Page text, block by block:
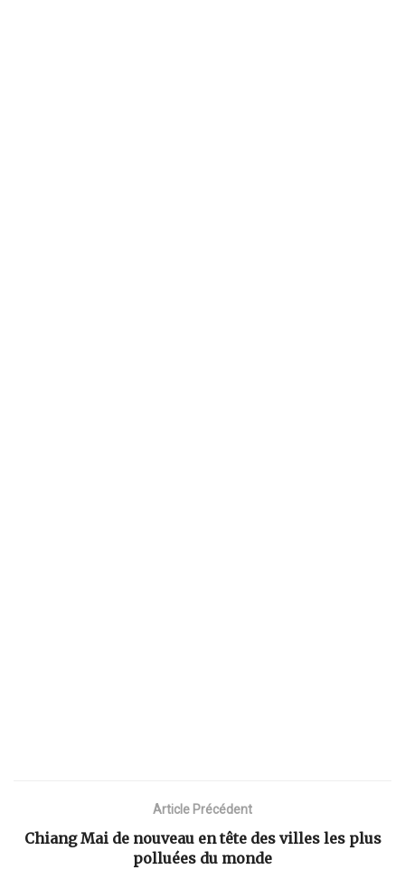
Article Précédent
Chiang Mai de nouveau en tête des villes les plus
polluées du monde